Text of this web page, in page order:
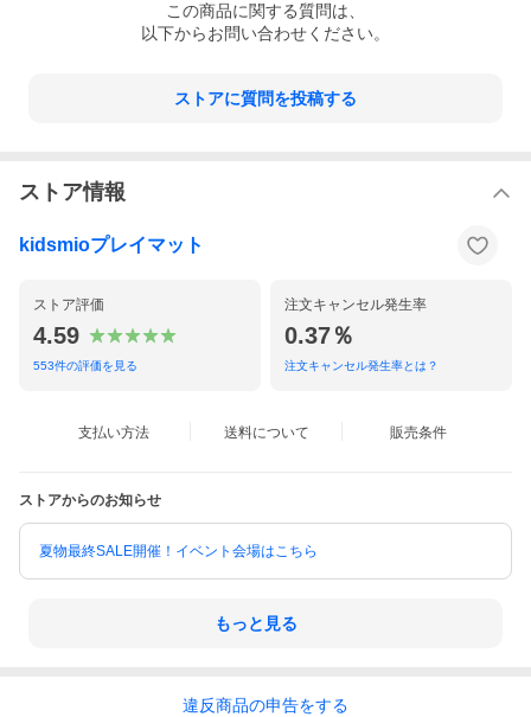
この商品に関する質問は、
以下からお問い合わせください。
ストアに質問を投稿する
ストア情報
kidsmioプレイマット
ストア評価
4.59
553件の評価を見る
注文キャンセル発生率
0.37％
注文キャンセル発生率とは？
支払い方法 送料について 販売条件
ストアからのお知らせ
夏物最終SALE開催！イベント会場はこちら
もっと見る
違反商品の申告をする